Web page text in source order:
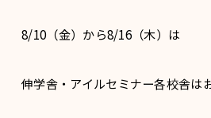
8/10（金）から8/16（木）は
伸学舎・アイルセミナー各校舎は